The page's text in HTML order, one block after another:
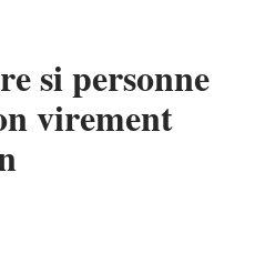
si personne
virement